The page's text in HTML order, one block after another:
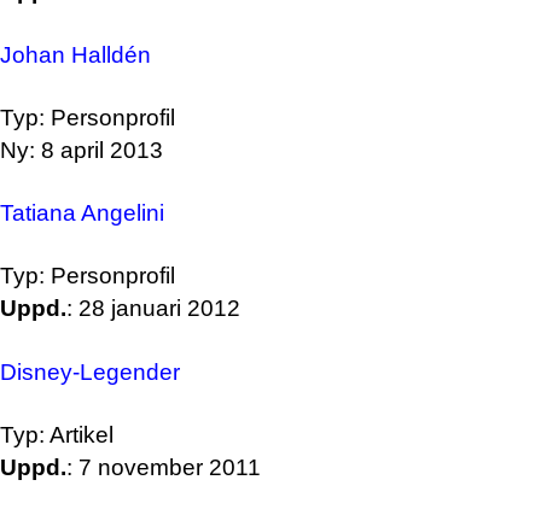
Johan Halldén
Typ: Personprofil
Ny: 8 april 2013
Tatiana Angelini
Typ: Personprofil
Uppd.: 28 januari 2012
Disney-Legender
Typ: Artikel
Uppd.: 7 november 2011